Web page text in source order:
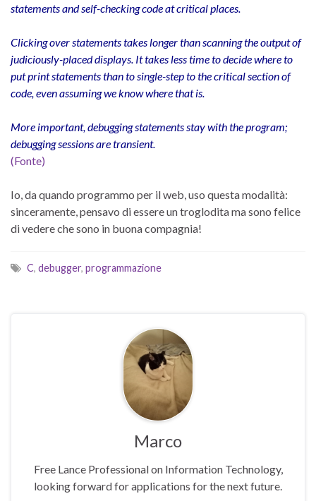
statements and self-checkingcode at critical places.
Clicking over statements takes longer than scanning the output of
judiciously-placed displays. It takes lesstime to decide where to
put print statements than to single-step tothe critical section of
code, even assuming we know where thatis.
More important, debugging statements stay with the program;
debugging sessions are transient.
(Fonte)
Io, da quando programmo per il web, uso questa modalità:
sinceramente, pensavo di essere un troglodita ma sono felice
di vedere che sono in buona compagnia!
C, debugger, programmazione
Marco
Free Lance Professional on Information Technology,
looking forward for applications for the next future.